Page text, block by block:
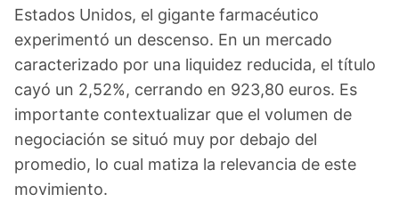
Estados Unidos, el gigante farmacéutico
experimentó un descenso. En un mercado
caracterizado por una liquidez reducida, el título
cayó un 2,52%, cerrando en 923,80 euros. Es
importante contextualizar que el volumen de
negociación se situó muy por debajo del
promedio, lo cual matiza la relevancia de este
movimiento.